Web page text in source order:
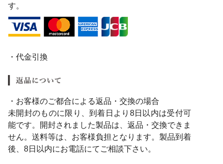
す。
・代金引換
・お客様のご都合による返品・交換の場合
未開封のものに限り、到着日より8日以内は受付可
能です。開封されました製品は、返品・交換できま
せん。送料等は、お客様負担となります。製品到着
後、8日以内にお電話にてご相談下さい。